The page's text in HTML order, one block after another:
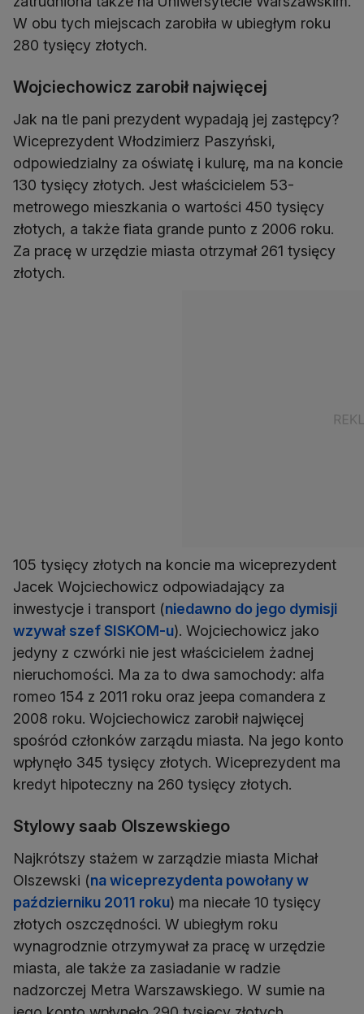
W obu tych miejscach zarobiła w ubiegłym roku
280 tysięcy złotych.
Wojciechowicz zarobił najwięcej
Jak na tle pani prezydent wypadają jej zastępcy?
Wiceprezydent Włodzimierz Paszyński,
odpowiedzialny za oświatę i kulurę, ma na koncie
130 tysięcy złotych. Jest właścicielem 53-
metrowego mieszkania o wartości 450 tysięcy
złotych, a także fiata grande punto z 2006 roku.
Za pracę w urzędzie miasta otrzymał 261 tysięcy
złotych.
105 tysięcy złotych na koncie ma wiceprezydent
Jacek Wojciechowicz odpowiadający za
inwestycje i transport (niedawno do jego dymisji
wzywał szef SISKOM-u). Wojciechowicz jako
jedyny z czwórki nie jest właścicielem żadnej
nieruchomości. Ma za to dwa samochody: alfa
romeo 154 z 2011 roku oraz jeepa comandera z
2008 roku. Wojciechowicz zarobił najwięcej
spośród członków zarządu miasta. Na jego konto
wpłynęło 345 tysięcy złotych. Wiceprezydent ma
kredyt hipoteczny na 260 tysięcy złotych.
Stylowy saab Olszewskiego
Najkrótszy stażem w zarządzie miasta Michał
Olszewski (na wiceprezydenta powołany w
październiku 2011 roku) ma niecałe 10 tysięcy
złotych oszczędności. W ubiegłym roku
wynagrodznie otrzymywał za pracę w urzędzie
miasta, ale także za zasiadanie w radzie
nadzorczej Metra Warszawskiego. W sumie na